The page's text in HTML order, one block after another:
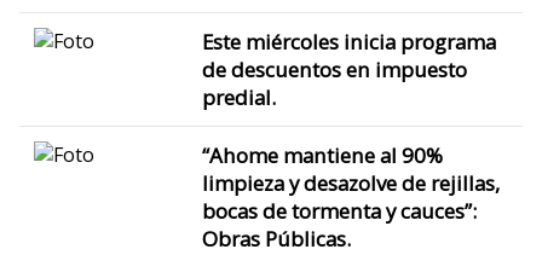
Este miércoles inicia programa
de descuentos en impuesto
predial.
“Ahome mantiene al 90%
limpieza y desazolve de rejillas,
bocas de tormenta y cauces”:
Obras Públicas.